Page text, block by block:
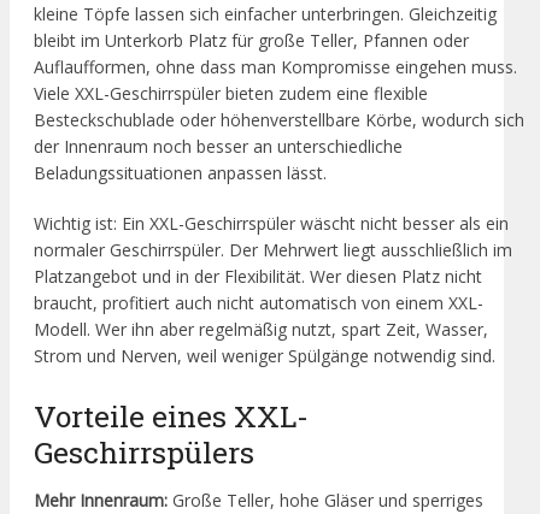
kleine Töpfe lassen sich einfacher unterbringen. Gleichzeitig
bleibt im Unterkorb Platz für große Teller, Pfannen oder
Auflaufformen, ohne dass man Kompromisse eingehen muss.
Viele XXL-Geschirrspüler bieten zudem eine flexible
Besteckschublade oder höhenverstellbare Körbe, wodurch sich
der Innenraum noch besser an unterschiedliche
Beladungssituationen anpassen lässt.
Wichtig ist: Ein XXL-Geschirrspüler wäscht nicht besser als ein
normaler Geschirrspüler. Der Mehrwert liegt ausschließlich im
Platzangebot und in der Flexibilität. Wer diesen Platz nicht
braucht, profitiert auch nicht automatisch von einem XXL-
Modell. Wer ihn aber regelmäßig nutzt, spart Zeit, Wasser,
Strom und Nerven, weil weniger Spülgänge notwendig sind.
Vorteile eines XXL-
Geschirrspülers
Mehr Innenraum: Große Teller, hohe Gläser und sperriges